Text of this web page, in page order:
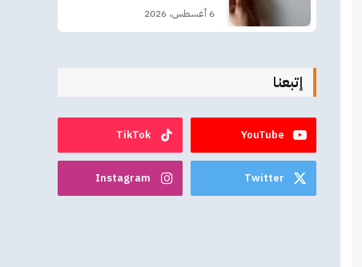
6 أغسطس، 2026
إتبعنا
YouTube
TikTok
Twitter
Instagram